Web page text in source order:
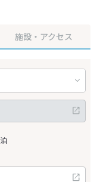
施設・アクセス
泊